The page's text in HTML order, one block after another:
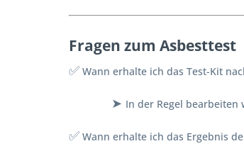
Fragen zum Asbesttest
✅ Wann erhalte ich das Test-Kit
➤ In der Regel bearbeiten
✅ Wann erhalte ich das Ergebnis